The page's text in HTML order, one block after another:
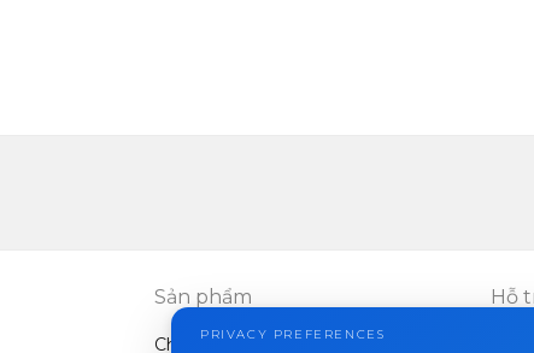
Sản phẩm
Chuông cửa video
Hỗ
PRIVACY PREFERENCES